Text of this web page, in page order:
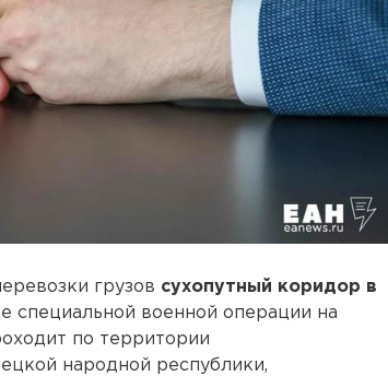
грузов сухопутный коридор в
специальной военной операции на
по территории
народной республики,